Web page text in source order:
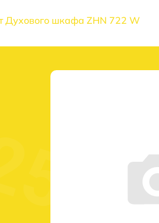
Духового шкафа ZHN 722 W